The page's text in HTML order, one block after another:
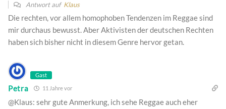
Antwort auf Klaus
Die rechten, vor allem homophoben Tendenzen im Reggae sind
mir durchaus bewusst. Aber Aktivisten der deutschen Rechten
haben sich bisher nicht in diesem Genre hervor getan.
Gast
Petra 11 Jahre vor
@Klaus: sehr gute Anmerkung, ich sehe Reggae auch eher